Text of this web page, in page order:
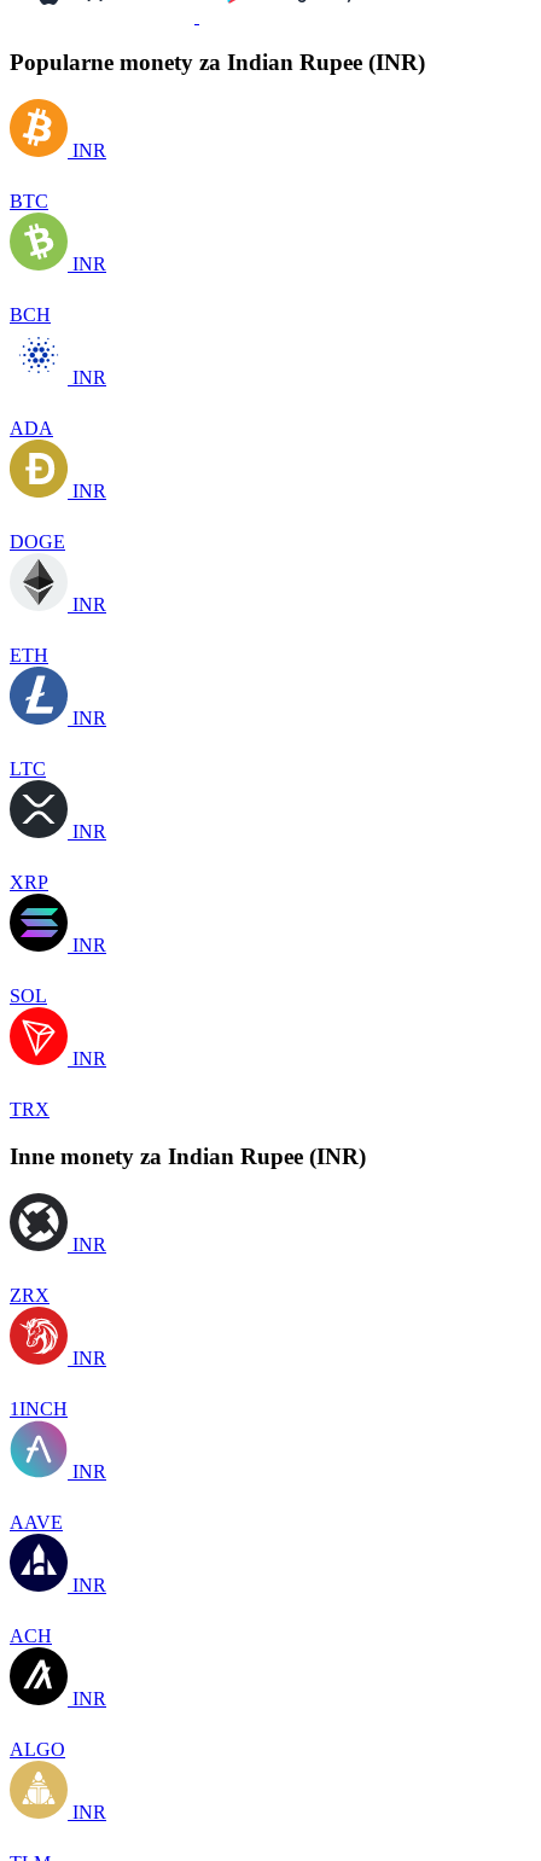
Popularne monety za Indian Rupee (INR)
INR
BTC
INR
BCH
INR
ADA
INR
DOGE
INR
ETH
INR
LTC
INR
XRP
INR
SOL
INR
TRX
Inne monety za Indian Rupee (INR)
INR
ZRX
INR
1INCH
INR
AAVE
INR
ACH
INR
ALGO
INR